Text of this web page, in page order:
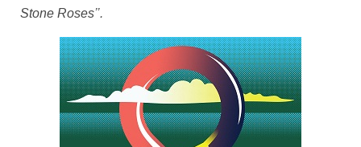
Stone Roses’’.